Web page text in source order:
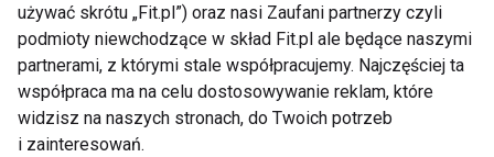
Ich regularne spożywanie pomaga wzmocnić układ
odpornościowy oraz poprawić koncentrację i
samopoczucie w jesienne dni.
Oprócz tłuszczów, orzechy włoskie dostarczają
używać skrótu „Fit.pl”) oraz nasi Zaufani partnerzy czyli
podmioty niewchodzące w skład Fit.pl ale będące naszymi
partnerami, z którymi stale współpracujemy. Najczęściej ta
współpraca ma na celu dostosowywanie reklam, które
widzisz na naszych stronach, do Twoich potrzeb
i zainteresowań.